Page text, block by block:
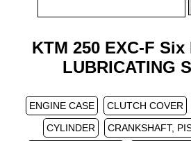
KTM 250 EXC-F Six
LUBRICATING
ENGINE CASE CLUTCH COVER
CYLINDER
CRANKSHAFT,